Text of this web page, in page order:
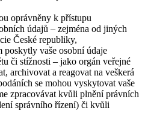
oprávněny k přístupu
údajů – zejména od jiných
České republiky,
poskytly vaše osobní údaje
či stížnosti – jako orgán veřejné
archivovat a reagovat na veškerá
se mohou vyskytovat vaše
zpracovávat kvůli plnění právních
správního řízení) či kvůli